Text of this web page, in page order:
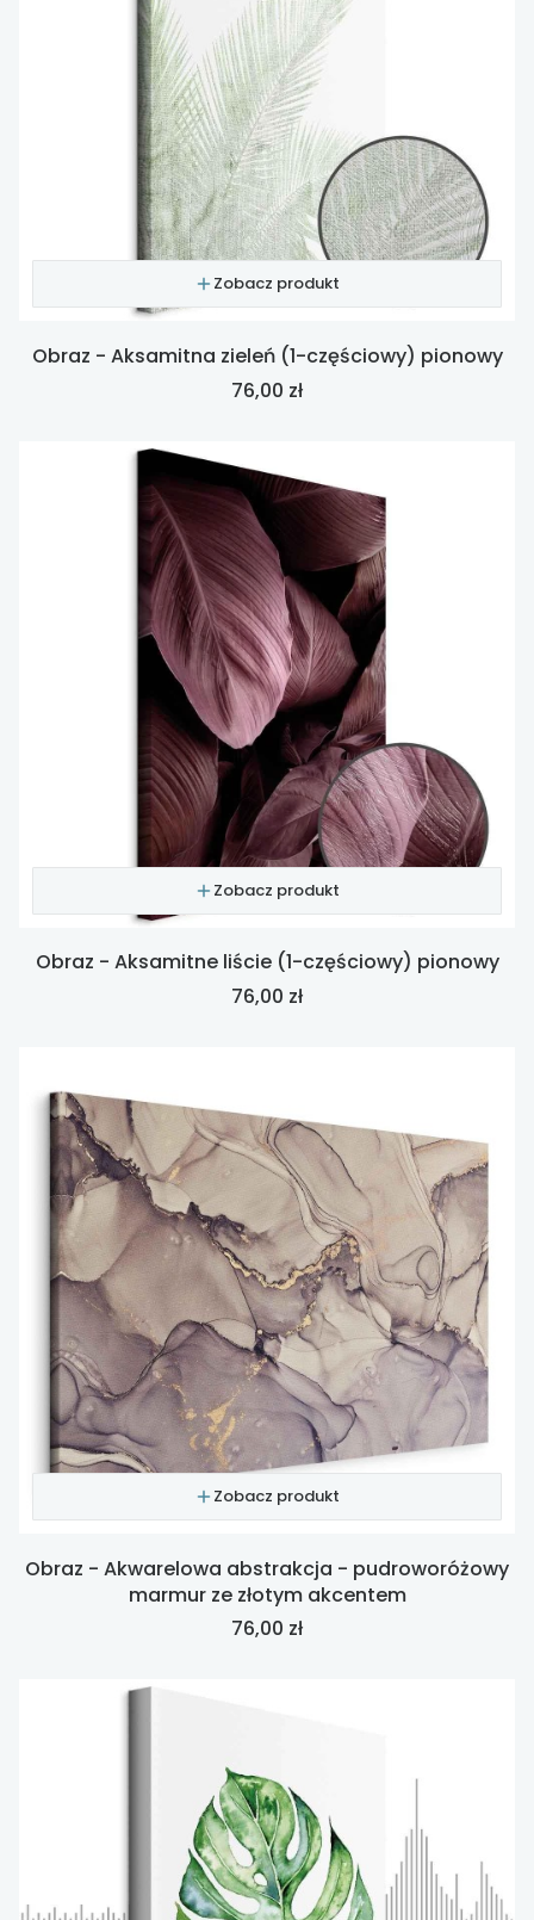
Zobacz produkt
Obraz - Aksamitna zieleń (1-częściowy) pionowy
Cena
76,00 zł
Zobacz produkt
Obraz - Aksamitne liście (1-częściowy) pionowy
Cena
76,00 zł
Zobacz produkt
Obraz - Akwarelowa abstrakcja - pudroworóżowy
marmur ze złotym akcentem
Cena
76,00 zł